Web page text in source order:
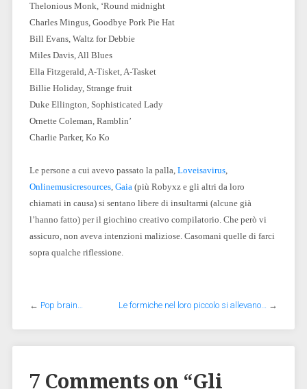
Thelonious Monk, ‘Round midnight
Charles Mingus, Goodbye Pork Pie Hat
Bill Evans, Waltz for Debbie
Miles Davis, All Blues
Ella Fitzgerald, A-Tisket, A-Tasket
Billie Holiday, Strange fruit
Duke Ellington, Sophisticated Lady
Ornette Coleman, Ramblin’
Charlie Parker, Ko Ko
Le persone a cui avevo passato la palla, Loveisavirus,
Onlinemusicresources, Gaia(più Robyxz e gli altri da loro
chiamati in causa) si sentano libere di insultarmi (alcune già
l’hanno fatto) per il giochino creativo compilatorio. Che però vi
assicuro, non aveva intenzioni maliziose. Casomani quelle di farci
sopra qualche riflessione.
← Pop brain… Le formiche nel loro piccolo si allevano… →
7 Comments on “Gli